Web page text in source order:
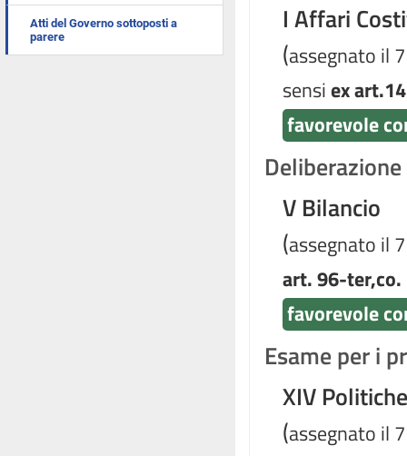
Atti del Governo sottoposti a
parere
I Affari
(assegnato il
sensiex
favorevole
V Bilancio
(assegnato il
art. 96-ter,co.
favorevole
Esame per i
XIV
(assegnato il